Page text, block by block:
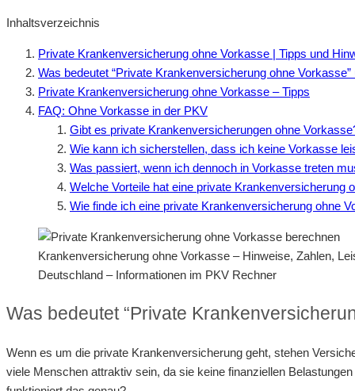
Inhaltsverzeichnis
Private Krankenversicherung ohne Vorkasse | Tipps und
Was bedeutet “Private Krankenversicherung ohne
Private Krankenversicherung ohne Vorkasse – Tipps
FAQ: Ohne Vorkasse in der PKV
Gibt es private Krankenversicherungen ohne
Wie kann ich sicherstellen, dass ich keine Vorkasse
Was passiert, wenn ich dennoch in Vorkasse treten
Welche Vorteile hat eine private Krankenversicherung
Wie finde ich eine private Krankenversicherung ohne
Krankenversicherung ohne Vorkasse – Hinweise, Zahlen,
Deutschland – Informationen im PKV Rechner
Was bedeutet “Private
Wenn es um die private Krankenversicherung geht, stehen
viele Menschen attraktiv sein, da sie keine finanziellen